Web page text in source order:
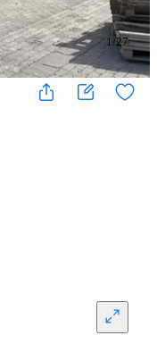
1/27